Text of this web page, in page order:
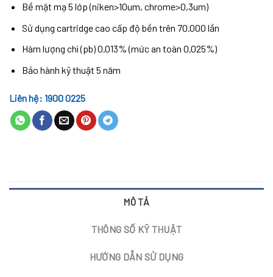
Bề mặt mạ 5 lớp (niken>10um, chrome>0,3um)
Sử dụng cartridge cao cấp độ bền trên 70.000 lần
Hàm lượng chì (pb) 0,013% (mức an toàn 0,025%)
Bảo hành kỹ thuật 5 năm
Liên hệ: 1900 0225
MÔ TẢ
THÔNG SỐ KỸ THUẬT
HƯỚNG DẪN SỬ DỤNG